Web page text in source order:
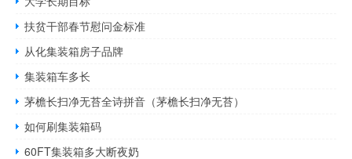
扶贫干部春节慰问金标准
从化集装箱房子品牌
集装箱车多长
茅檐长扫净无苔全诗拼音（茅檐长扫净无苔）
如何刷集装箱码
60FT集装箱多大断夜奶